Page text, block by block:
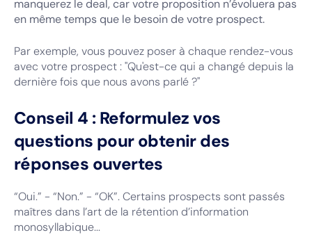
manquerez le deal, car votre proposition n’évoluera pas
en même temps que le besoin de votre prospect.
Par exemple, vous pouvez poser à chaque rendez-vous
avec votre prospect : "Qu'est-ce qui a changé depuis la
dernière fois que nous avons parlé ?"
Conseil 4 : Reformulez vos
questions pour obtenir des
réponses ouvertes
“Oui.” - “Non.” - “OK”. Certains prospects sont passés
maîtres dans l’art de la rétention d’information
monosyllabique...